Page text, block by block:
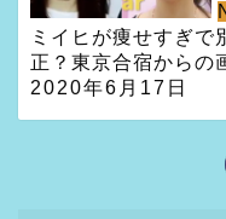
ミイヒが痩せすぎで
正？東京合宿からの
2020年6月17日